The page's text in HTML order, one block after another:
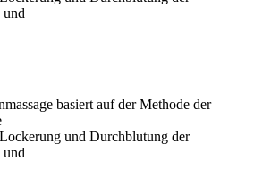
und
basiert auf der Methode der
und Durchblutung der
und